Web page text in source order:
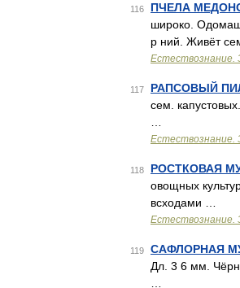
116 ПЧЕЛА
широко.
р ний. Живёт
Естествознание.
117 РАПСОВЫЙ
сем.
Естествознание.
118 РОСТКОВАЯ
овощных
всходами …
Естествознание.
119 САФЛОРНАЯ
Дл. 3 6 мм.